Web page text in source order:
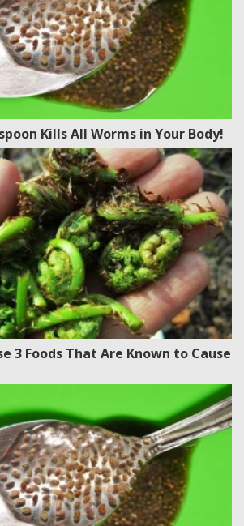
Kills All Worms in Your Body!
3 Foods That Are Known to Cause